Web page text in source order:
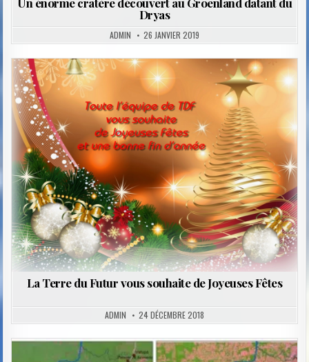
Dryas
ADMIN 26 JANVIER 2019
Posted
in
La Terre du Futur vous souhaite de Joyeuses Fêtes
ADMIN 24 DÉCEMBRE 2018